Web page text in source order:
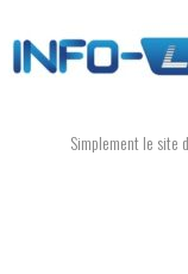
to
content
Simplement le site